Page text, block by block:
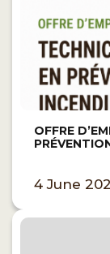
OFFRE
4 June